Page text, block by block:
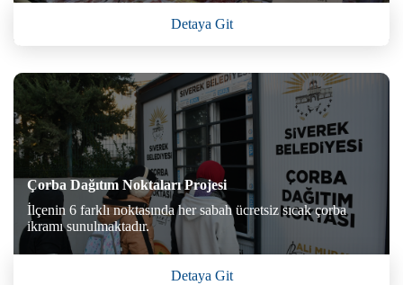
Detaya Git
Çorba Dağıtım Noktaları Projesi
İlçenin 6 farklı noktasında her sabah ücretsiz sıcak çorba
ikramı sunulmaktadır.
Detaya Git